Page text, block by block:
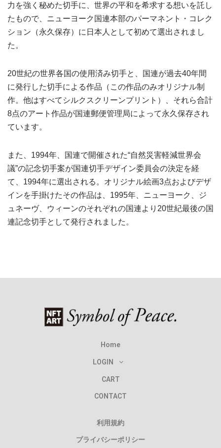
力を強く秘めた切手に、世界の平和を希求する想いを託し
たもので、ニューヨーク国連本部のパーマネント・コレク
ション（永久保存）に日本人として初めて選出されまし
た。
20世紀の世界各国の使用済み切手と、国連が過去40年間
に発行した切手による作品（この作品のみオリジナル制
作。他はすべてシルクスクリーンプリント）、それら合計
8点のアート作品が国連郵便管理局によって永久保存され
ています。
また、1994年、国連で開催された“自然災害軽減世界会
議”の記念切手案が国連切手デザイン委員会の決定を経
て、1994年に選出される。オリジナル絵画3点およびデザ
インを手掛けたその作品は、1995年、ニューヨーク、ジ
ュネーヴ、ウィーンのそれぞれの国連より20世紀最後の国
連記念切手として発行されました。
Home
LOGIN
CART
CONTACT
利用規約
プライバシーポリシー